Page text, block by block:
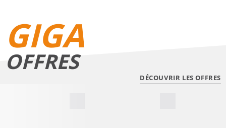
GIGA
OFFRES
DÉCOUVRIR LES OFFRES